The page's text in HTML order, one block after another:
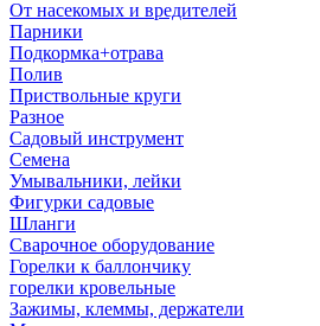
От насекомых и вредителей
Парники
Подкормка+отрава
Полив
Приствольные круги
Разное
Садовый инструмент
Семена
Умывальники, лейки
Фигурки садовые
Шланги
Сварочное оборудование
Горелки к баллончику
горелки кровельные
Зажимы, клеммы, держатели